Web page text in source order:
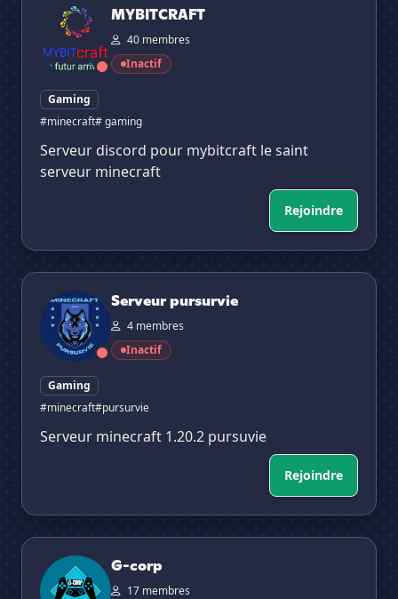
MYBITCRAFT
40 membres
Inactif
Gaming
#minecraft# gaming
Serveur discord pour mybitcraft le saint
serveur minecraft
Rejoindre
Serveur pursurvie
Serveur pursurvie
4 membres
Inactif
Gaming
#minecraft#pursurvie
Serveur minecraft 1.20.2 pursuvie
Rejoindre
G-corp
G-corp
17 membres